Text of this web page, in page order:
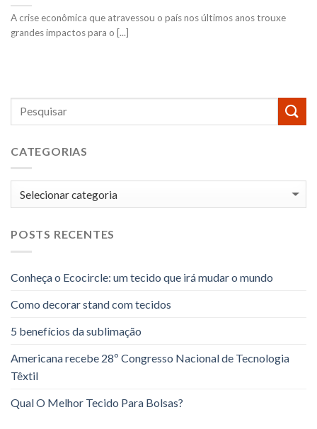
CATEGORIAS
Categorias
POSTS RECENTES
Conheça o Ecocircle: um tecido que irá mudar o mundo
Como decorar stand com tecidos
5 benefícios da sublimação
Americana recebe 28º Congresso Nacional de Tecnologia
Têxtil
Qual O Melhor Tecido Para Bolsas?
A crise econômica que atravessou o país nos últimos anos trouxe
grandes impactos para o [...]